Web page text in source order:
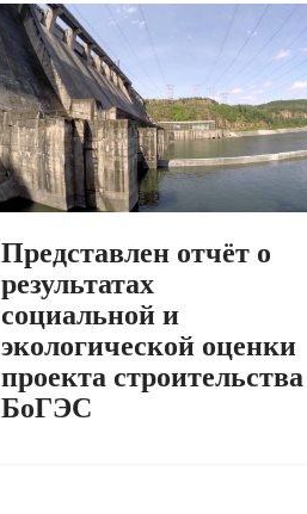
Представлен отчёт о
результатах
социальной и
экологической оценки
проекта строительства
БоГЭС